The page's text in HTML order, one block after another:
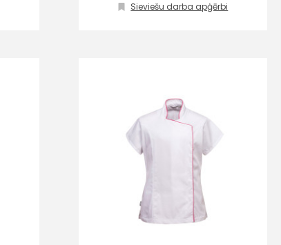
Sieviešu darba apģērbi